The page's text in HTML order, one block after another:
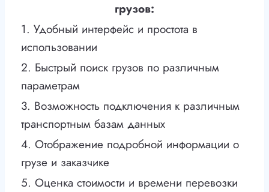
грузов:
1. Удобный интерфейс и простота в
использовании
2. Быстрый поиск грузов по различным
параметрам
3. Возможность подключения к различным
транспортным базам данных
4. Отображение подробной информации о
грузе и заказчике
5. Оценка стоимости и времени перевозки